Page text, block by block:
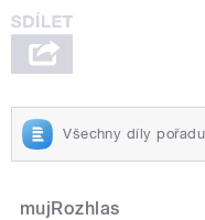
Všechny díly
mujRozhlas